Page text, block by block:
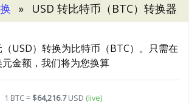
USD 转比特币（BTC）转换器
USD）转换为比特币（BTC）。只需在
金额，我们将为您换算
1 BTC = $64,216.7USD (live)